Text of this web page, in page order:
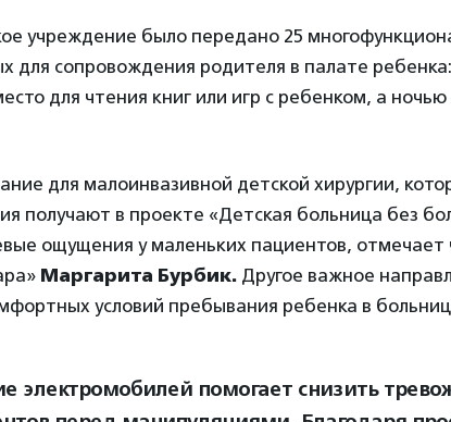
учреждение было передано 25
для сопровождения родителя в палате
для чтения книг или игр с ребенком, а
для малоинвазивной детской хирургии,
получают в проекте «Детская больница без
ощущения у маленьких пациентов, отмечает
Маргарита Бурбик. Другое важное
условий пребывания ребенка в
электромобилей помогает снизить